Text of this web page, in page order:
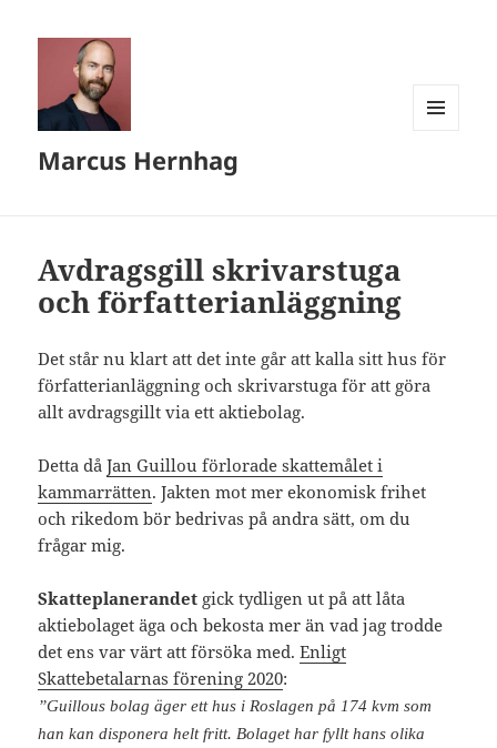
Marcus Hernhag
Avdragsgill skrivarstuga
och författerianläggning
Det står nu klart att det inte går att kalla sitt hus för
författerianläggning och skrivarstuga för att göra
allt avdragsgillt via ett aktiebolag.
Detta dåJan Guillou förlorade skattemålet i
kammarrätten. Jakten mot mer ekonomisk frihet
och rikedom bör bedrivas på andra sätt, om du
frågar mig.
Skatteplanerandet gick tydligen ut på att låta
aktiebolaget äga och bekosta mer än vad jag trodde
det ens var värt att försöka med.Enligt
Skattebetalarnas förening 2020:
”Guillous bolag äger ett hus i Roslagen på 174 kvm som
han kan disponera helt fritt. Bolaget har fyllt hans olika